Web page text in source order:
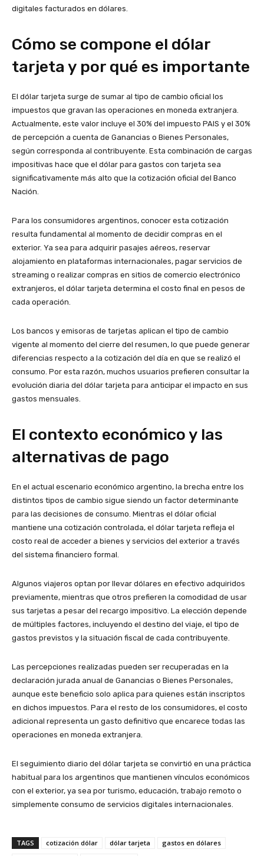
digitales facturados en dólares.
Cómo se compone el dólar
tarjeta y por qué es importante
El dólar tarjeta surge de sumar al tipo de cambio oficial los
impuestos que gravan las operaciones en moneda extranjera.
Actualmente, este valor incluye el 30% del impuesto PAIS y el 30%
de percepción a cuenta de Ganancias o Bienes Personales,
según corresponda al contribuyente. Esta combinación de cargas
impositivas hace que el dólar para gastos con tarjeta sea
significativamente más alto que la cotización oficial del Banco
Nación.
Para los consumidores argentinos, conocer esta cotización
resulta fundamental al momento de decidir compras en el
exterior. Ya sea para adquirir pasajes aéreos, reservar
alojamiento en plataformas internacionales, pagar servicios de
streaming o realizar compras en sitios de comercio electrónico
extranjeros, el dólar tarjeta determina el costo final en pesos de
cada operación.
Los bancos y emisoras de tarjetas aplican el tipo de cambio
vigente al momento del cierre del resumen, lo que puede generar
diferencias respecto a la cotización del día en que se realizó el
consumo. Por esta razón, muchos usuarios prefieren consultar la
evolución diaria del dólar tarjeta para anticipar el impacto en sus
gastos mensuales.
El contexto económico y las
alternativas de pago
En el actual escenario económico argentino, la brecha entre los
distintos tipos de cambio sigue siendo un factor determinante
para las decisiones de consumo. Mientras el dólar oficial
mantiene una cotización controlada, el dólar tarjeta refleja el
costo real de acceder a bienes y servicios del exterior a través
del sistema financiero formal.
Algunos viajeros optan por llevar dólares en efectivo adquiridos
previamente, mientras que otros prefieren la comodidad de usar
sus tarjetas a pesar del recargo impositivo. La elección depende
de múltiples factores, incluyendo el destino del viaje, el tipo de
gastos previstos y la situación fiscal de cada contribuyente.
Las percepciones realizadas pueden ser recuperadas en la
declaración jurada anual de Ganancias o Bienes Personales,
aunque este beneficio solo aplica para quienes están inscriptos
en dichos impuestos. Para el resto de los consumidores, el costo
adicional representa un gasto definitivo que encarece todas las
operaciones en moneda extranjera.
El seguimiento diario del dólar tarjeta se convirtió en una práctica
habitual para los argentinos que mantienen vínculos económicos
con el exterior, ya sea por turismo, educación, trabajo remoto o
simplemente consumo de servicios digitales internacionales.
TAGS cotización dólar dólar tarjeta
gastos en dólares